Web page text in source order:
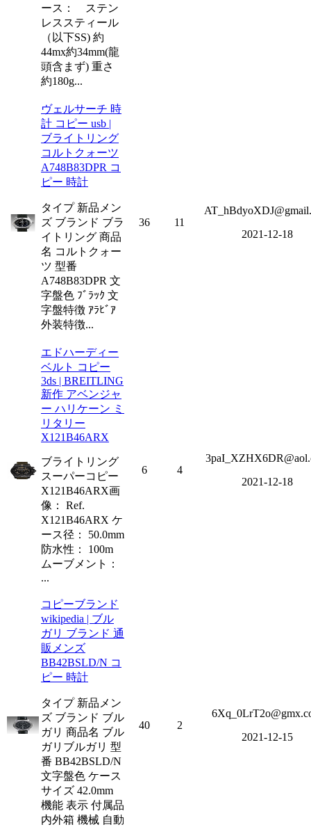
ース： ステン
レススティール
（以下SS) 約
44mx約34mm(龍
頭含まず) 重さ
約180g...
ヴェルサーチ 時
計 コピー usb |
ブライトリング
コルトクォーツ
A748B83DPR コ
ピー 時計
タイプ 新品メン
ズ ブランド ブラ
イトリング 商品
名 コルトクォー
ツ 型番
A748B83DPR 文
字盤色 ﾌﾞﾗｯｸ 文
字盤特徴 ｱﾗﾋﾞｱ
外装特徴...
36 11
2021-12-18
エドハーディー
ベルト コピー
3ds | BREITLING
新作 アベンジャ
ー ハリケーン ミ
リタリー
X121B46ARX
ブライトリング
スーパーコピー
X121B46ARX画
像： Ref.
X121B46ARX ケ
ース径： 50.0mm
防水性： 100m
ムーブメント：
...
6 4
2021-12-18
コピーブランド
wikipedia | ブル
ガリ ブランド 通
販メンズ
BB42BSLD/N コ
ピー 時計
タイプ 新品メン
ズ ブランド ブル
ガリ 商品名 ブル
ガリブルガリ 型
番 BB42BSLD/N
文字盤色 ケース
サイズ 42.0mm
機能 表示 付属品
内外箱 機械 自動
40 2
2021-12-15